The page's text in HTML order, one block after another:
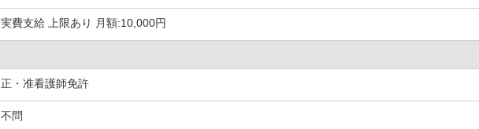
実費支給 上限あり 月額:10,000円
正・准看護師免許
不問